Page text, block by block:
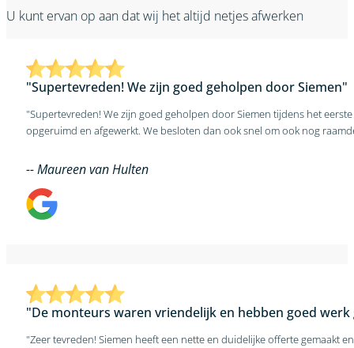
U kunt ervan op aan dat wij het altijd netjes afwerken
"Supertevreden! We zijn goed geholpen door Siemen"
"Supertevreden! We zijn goed geholpen door Siemen tijdens het
opgeruimd en afgewerkt. We besloten dan ook snel om ook nog
-- Maureen van Hulten
"De monteurs waren vriendelijk en hebben goed werk
"Zeer tevreden! Siemen heeft een nette en duidelijke offerte gemaakt